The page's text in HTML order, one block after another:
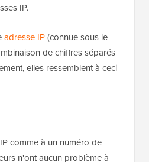
IP.
adresse IP(connue sous le
de chiffres séparés
elles ressemblent à ceci
comme à un numéro de
n'ont aucun problème à